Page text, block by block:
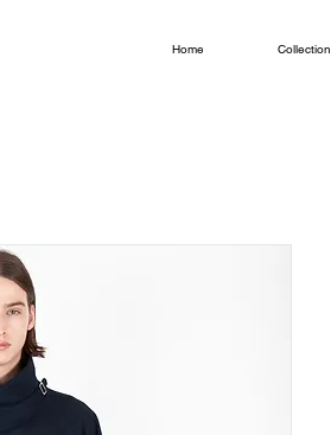
Home Collection